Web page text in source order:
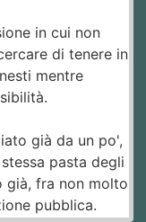
in cui non
di tenere in
mentre
già da un po',
pasta degli
fra non molto
pubblica.